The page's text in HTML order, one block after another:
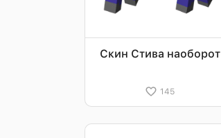
Скин Стива наоборот
145